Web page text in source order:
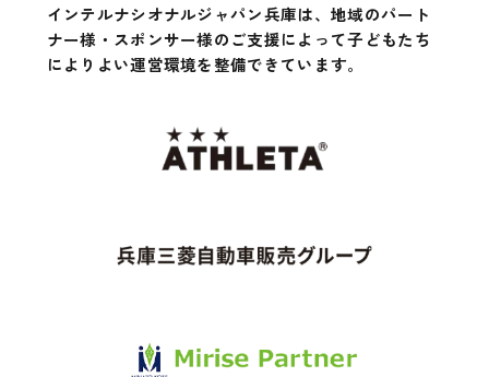
インテルナシオナルジャパン兵庫は、地域のパート
ナー様・スポンサー様のご支援によって子どもたち
によりよい運営環境を整備できています。